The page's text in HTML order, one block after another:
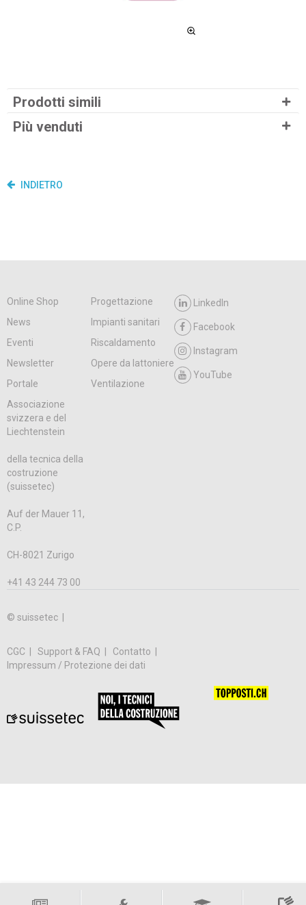
Prodotti simili
Più venduti
INDIETRO
Online Shop
Progettazione
News
Impianti sanitari
Eventi
Riscaldamento
Newsletter
Opere da lattoniere
Portale
Ventilazione
LinkedIn
Facebook
Instagram
YouTube
Associazione
svizzera e del
Liechtenstein
della tecnica della
costruzione
(suissetec)
Auf der Mauer 11,
C.P.
CH-8021 Zurigo
+41 43 244 73 00
© suissetec |
CGC Support & FAQ
Contatto
Impressum / Protezione dei dati